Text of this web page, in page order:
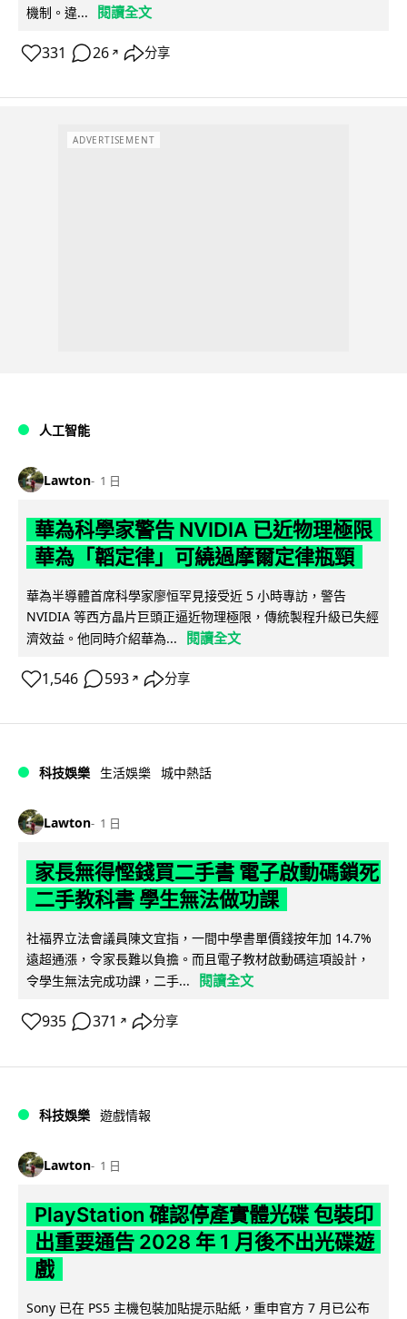
機制。違...
閱讀全文
331 26 ↗ 分享
ADVERTISEMENT
人工智能
Lawton 1 日
華為科學家警告 NVIDIA 已近物理極限
華為「韜定律」可繞過摩爾定律瓶頸
華為半導體首席科學家廖恒罕見接受近 5 小時專訪，警告
NVIDIA 等西方晶片巨頭正逼近物理極限，傳統製程升級已失經
濟效益。他同時介紹華為...
閱讀全文
1,546 593 ↗ 分享
科技娛樂 生活娛樂 城中熱話
Lawton 1 日
家長無得慳錢買二手書 電子啟動碼鎖死
二手教科書 學生無法做功課
社福界立法會議員陳文宜指，一間中學書單價錢按年加 14.7%
遠超通漲，令家長難以負擔。而且電子教材啟動碼這項設計，
令學生無法完成功課，二手...
閱讀全文
935 371 ↗ 分享
科技娛樂 遊戲情報
Lawton 1 日
PlayStation 確認停產實體光碟 包裝印
出重要通告 2028 年 1 月後不出光碟遊
戲
Sony 已在 PS5 主機包裝加貼提示貼紙，重申官方 7 月已公布